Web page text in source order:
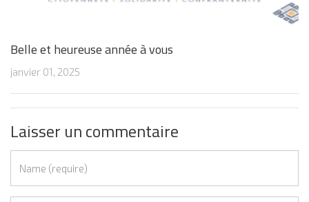
Belle et heureuse année à vous
janvier 01, 2025
Laisser un commentaire